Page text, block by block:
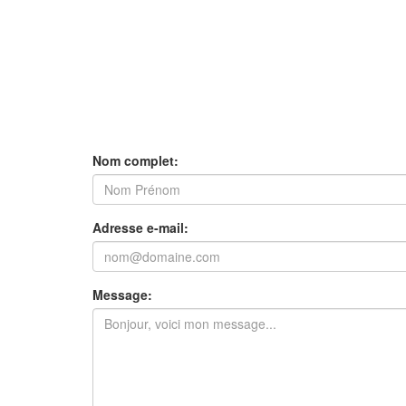
Nom complet:
Adresse e-mail:
Message: